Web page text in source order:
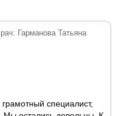
Гарманова Татьяна
специалист,